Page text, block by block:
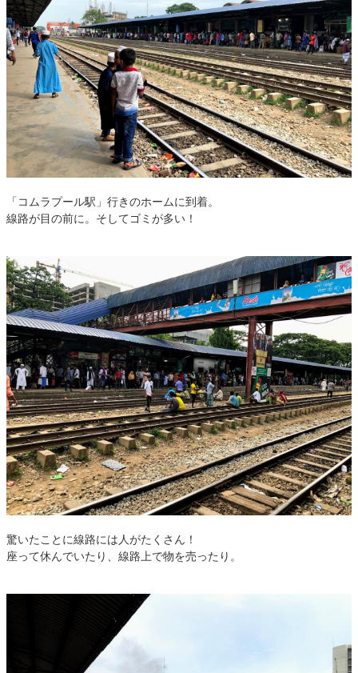
「コムラプール駅」行きのホームに到着。
線路が目の前に。そしてゴミが多い！
驚いたことに線路には人がたくさん！
座って休んでいたり、線路上で物を売ったり。